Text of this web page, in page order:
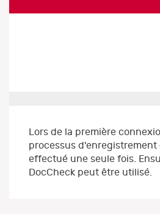
Lors de la première
processus
effectué une seule fois.
DocCheck peut être utilisé.